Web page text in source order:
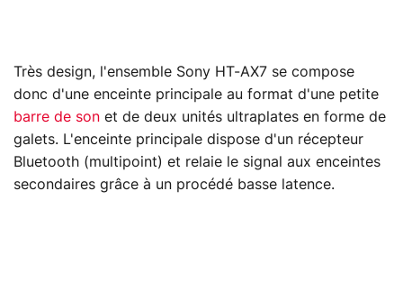
Très design, l'ensemble Sony HT-AX7 se compose
donc d'une enceinte principale au format d'une petite
barre de son et de deux unités ultraplates en forme de
galets. L'enceinte principale dispose d'un récepteur
Bluetooth (multipoint) et relaie le signal aux enceintes
secondaires grâce à un procédé basse latence.